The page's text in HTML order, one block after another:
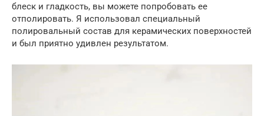
блеск и гладкость, вы можете попробовать ее
отполировать. Я использовал специальный
полировальный состав для керамических поверхностей
и был приятно удивлен результатом.